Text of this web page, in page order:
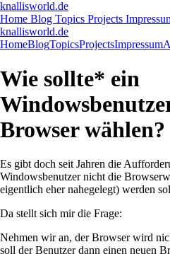
knallisworld.de
Home Blog Topics Projects
knallisworld.de
HomeBlogTopicsProjectsImpressum
Wie sollte* ein
Browser wählen?
Es gibt doch seit Jahren die
Windowsbenutzer nicht die
eigentlich eher nahegelegt) werden
Da stellt sich mir die Frage:
Nehmen wir an, der Browser wird
soll der Benutzer dann einen neuen